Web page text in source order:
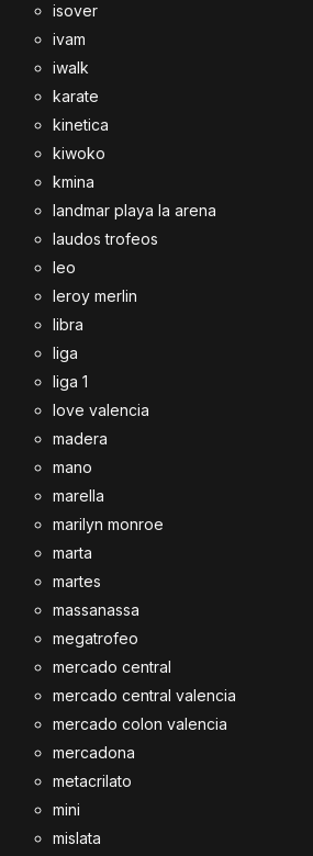
isover
ivam
iwalk
karate
kinetica
kiwoko
kmina
landmar playa la arena
laudos trofeos
leo
leroy merlin
libra
liga
liga 1
love valencia
madera
mano
marella
marilyn monroe
marta
martes
massanassa
megatrofeo
mercado central
mercado central valencia
mercado colon valencia
mercadona
metacrilato
mini
mislata